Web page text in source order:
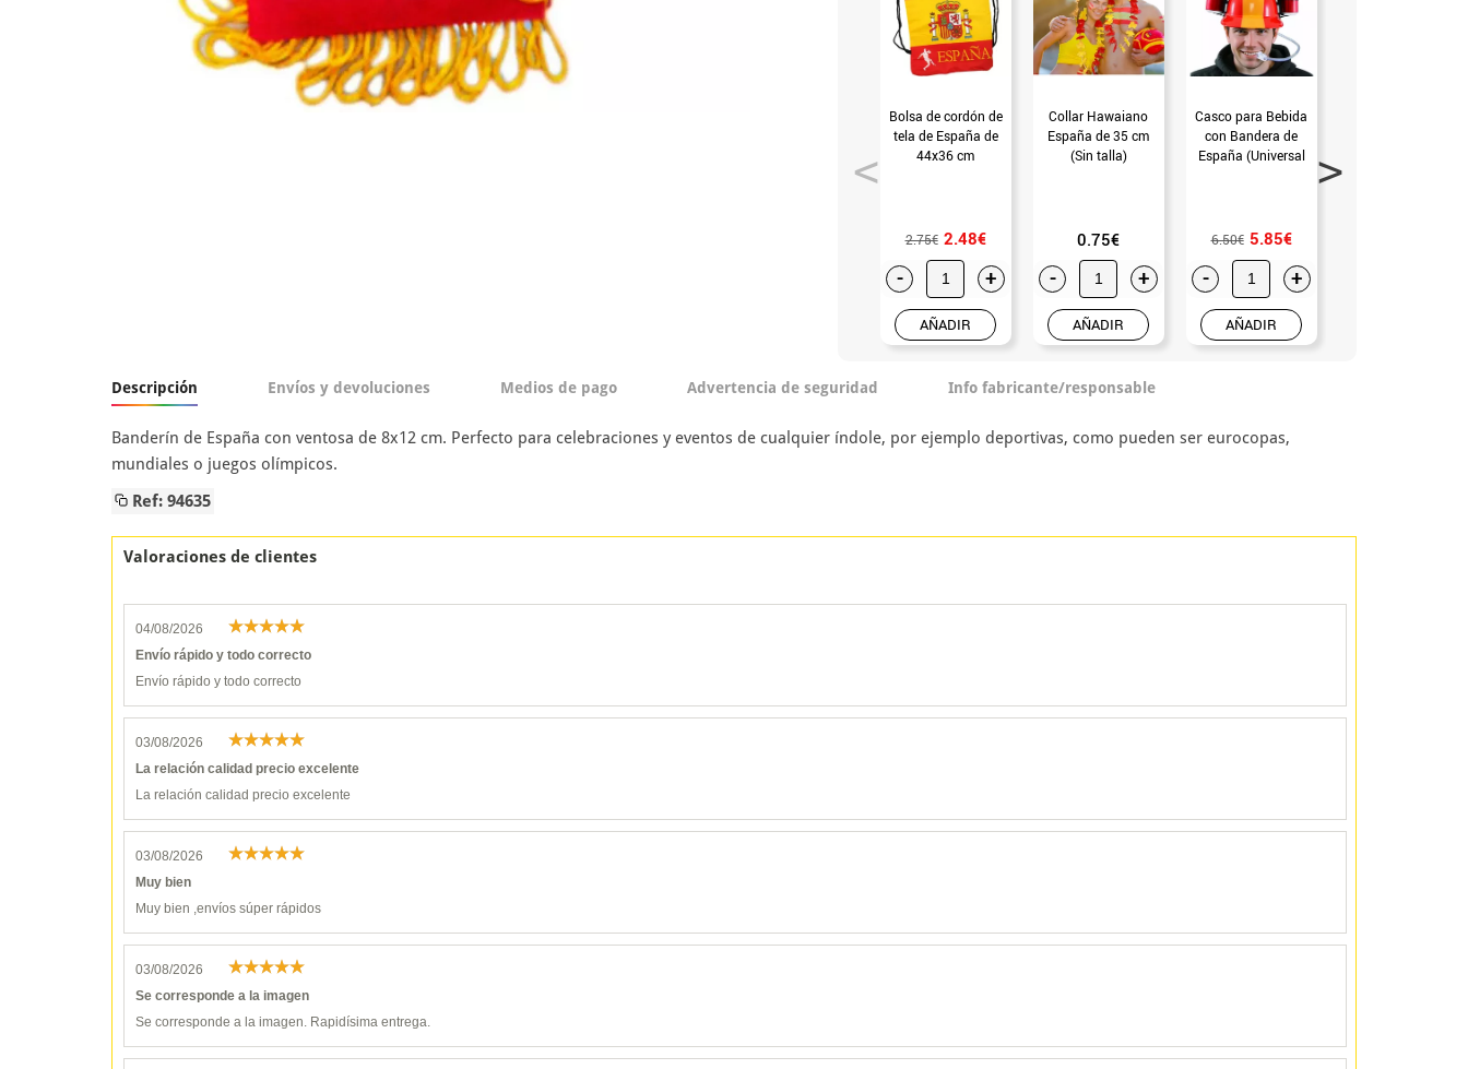
Bolsa de cordón de
tela de España de
44x36 cm
2.75€ 2.48€
- +
AÑADIR
Collar Hawaiano
España de 35 cm
(Sin talla)
0.75€
- +
AÑADIR
Casco para Bebida
con Bandera de
España (Universal
6.50€ 5.85€
- +
AÑADIR
Descripción Envíos y devoluciones Medios de pago Advertencia de seguridad Info fabricante/responsable
Banderín de España con ventosa de 8x12 cm. Perfecto para celebraciones y eventos de cualquier índole, por ejemplo deportivas, como pueden ser eurocopas,
mundiales o juegos olímpicos.
Ref: 94635
Valoraciones de clientes
04/08/2026
Envío rápido y todo correcto
Envío rápido y todo correcto
03/08/2026
La relación calidad precio excelente
La relación calidad precio excelente
03/08/2026
Muy bien
Muy bien ,envíos súper rápidos
03/08/2026
Se corresponde a la imagen
Se corresponde a la imagen. Rapidísima entrega.